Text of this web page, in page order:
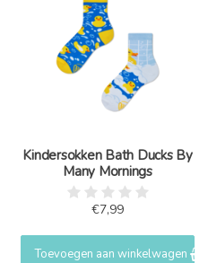
Kindersokken Bath Ducks By
Many Mornings
€7,99
Toevoegen aan winkelwagen